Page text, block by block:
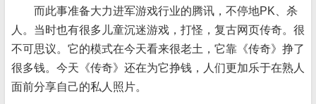
而此事准备大力进军游戏行业的腾讯，不停地PK、杀
人。当时也有很多儿童沉迷游戏，打怪，复古网页传奇。很
不可思议。它的模式在今天看来很老土，它靠《传奇》挣了
很多钱。今天《传奇》还在为它挣钱，人们更加乐于在熟人
面前分享自己的私人照片。